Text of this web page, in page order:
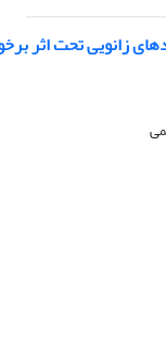
زانویی تحت اثر